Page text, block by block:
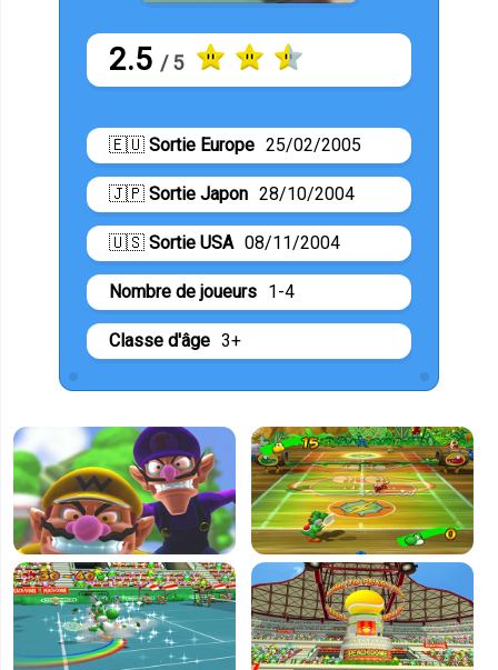
2.5 / 5
🇪🇺 Sortie Europe 25/02/2005
🇯🇵 Sortie Japon 28/10/2004
🇺🇸 Sortie USA 08/11/2004
Nombre de joueurs 1-4
Classe d'âge 3+